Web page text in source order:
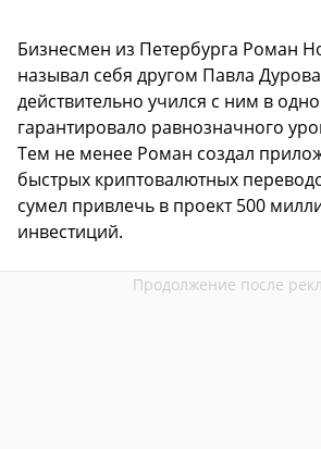
Бизнесмен из Петербурга Роман
называл себя другом Павла
действительно учился с ним в
гарантировало равнозначного
Тем не менее Роман создал
быстрых криптовалютных
сумел привлечь в проект 500
инвестиций.